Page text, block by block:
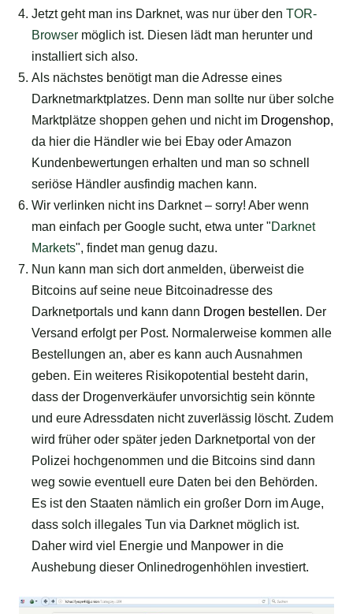
Jetzt geht man ins Darknet, was nur über den TOR-
Browser möglich ist. Diesen lädt man herunter und
installiert sich also.
Als nächstes benötigt man die Adresse eines
Darknetmarktplatzes. Denn man sollte nur über solche
Marktplätze shoppen gehen und nicht im Drogenshop,
da hier die Händler wie bei Ebay oder Amazon
Kundenbewertungen erhalten und man so schnell
seriöse Händler ausfindig machen kann.
Wir verlinken nicht ins Darknet – sorry! Aber wenn
man einfach per Google sucht, etwa unter "Darknet
Markets", findet man genug dazu.
Nun kann man sich dort anmelden, überweist die
Bitcoins auf seine neue Bitcoinadresse des
Darknetportals und kann dann Drogen bestellen. Der
Versand erfolgt per Post. Normalerweise kommen alle
Bestellungen an, aber es kann auch Ausnahmen
geben. Ein weiteres Risikopotential besteht darin,
dass der Drogenverkäufer unvorsichtig sein könnte
und eure Adressdaten nicht zuverlässig löscht. Zudem
wird früher oder später jeden Darknetportal von der
Polizei hochgenommen und die Bitcoins sind dann
weg sowie eventuell eure Daten bei den Behörden.
Es ist den Staaten nämlich ein großer Dorn im Auge,
dass solch illegales Tun via Darknet möglich ist.
Daher wird viel Energie und Manpower in die
Aushebung dieser Onlinedrogenhöhlen investiert.